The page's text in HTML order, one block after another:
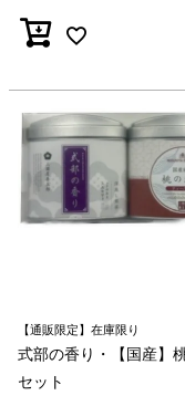
【通販限定】在庫限り
式部の香り・【国産】
セット